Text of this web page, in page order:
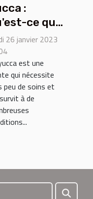
:
ce qui
le
feuilles
?
26 janvier 2023
est une
qui nécessite
peu de soins et
à de